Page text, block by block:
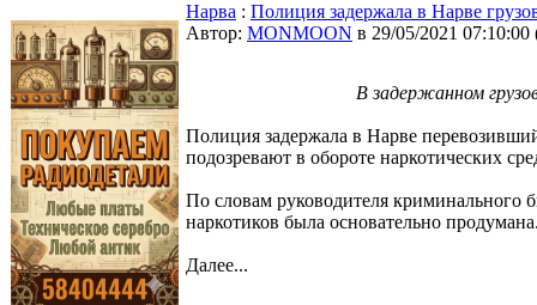
Нарва : Полиция задержала в Нарве
Автор: MONMOON в 29/05/2021 07:10:00
В задержанном
Полиция задержала в Нарве
подозревают в обороте наркотических
По словам руководителя криминального
наркотиков была основательно
Далее...